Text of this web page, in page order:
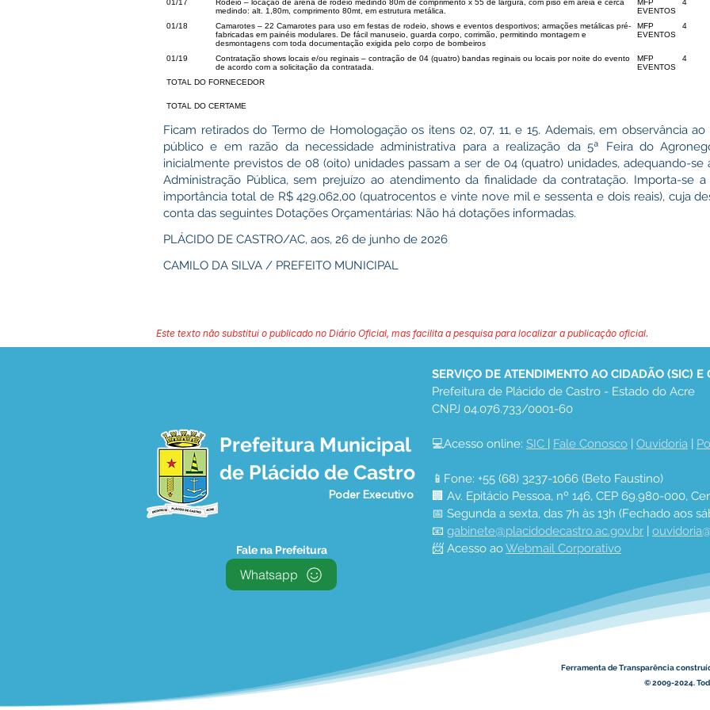
01/17
Rodeio – locação de arena de rodeio medindo 80m de comprimento x 55 de largura, com piso em areia e cerca
medindo: alt. 1,80m, comprimento 80mt, em estrutura metálica.
MFP
EVENTOS
4
01/18
Camarotes – 22 Camarotes para uso em festas de rodeio, shows e eventos desportivos; armações metálicas pré-
fabricadas em painéis modulares. De fácil manuseio, guarda corpo, corrimão, permitindo montagem e
desmontagens com toda documentação exigida pelo corpo de bombeiros
MFP
EVENTOS
4
01/19
Contratação shows locais e/ou reginais – contração de 04 (quatro) bandas reginais ou locais por noite do evento
de acordo com a solicitação da contratada.
MFP
EVENTOS
4
TOTAL DO FORNECEDOR
TOTAL DO CERTAME
Ficam retirados do Termo de Homologação os itens 02, 07, 11, e 15. Ademais, em observância
público e em razão da necessidade administrativa para a realização da 5ª Feira do
inicialmente previstos de 08 (oito) unidades passam a ser de 04 (quatro) unidades, adequando-
Administração Pública, sem prejuízo ao atendimento da finalidade da contratação. Importa-se
importância total de R$ 429.062,00 (quatrocentos e vinte nove mil e sessenta e dois reais), cuja
conta das seguintes Dotações Orçamentárias: Não há dotações informadas.
PLÁCIDO DE CASTRO/AC, aos, 26 de junho de 2026
CAMILO DA SILVA / PREFEITO MUNICIPAL
Este texto não substitui o publicado no Diário Oficial, mas facilita a pesquisa para localizar a publicação oficial.
Prefeitura Municipal
de Plácido de Castro
Poder Executivo
Fale na Prefeitura
Whatsapp
SERVIÇO DE ATENDIMENTO AO CIDADÃO (SIC) E
Prefeitura de Plácido de Castro - Estado do Acre
CNPJ 04.076.733/0001-60
💻Acesso online: SIC | Fale Conosco | Ouvidoria |
📱Fone: +55 (68) 3237-1066 (Beto Faustino)
🏢 Av. Epitácio Pessoa, nº 146, CEP 69.980-000,
📅 Segunda a sexta, das 7h às 13h (Fechado aos
📧 gabinete@placidodecastro.ac.gov.br |
📨 Acesso ao Webmail Corporativo
Ferramenta de Transparência
© 2009-2024.